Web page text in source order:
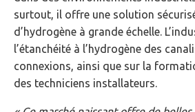
surtout, il offre une solution
d’hydrogène à grande échelle.
l’étanchéité à l’hydrogène des
connexions, ainsi que sur la
des techniciens installateurs.